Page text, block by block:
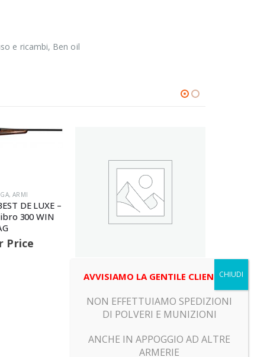
e ricambi, Ben oil
ARMA LUNGA,ARMI
Beretta – 694 Black DLC
Sporting b-fast – Canna 76 –
Calibro 12
AVVISIAMO LA GENTILE CLIENTELA
NON EFFETTUIAMO SPEDIZIONI
DI POLVERI E MUNIZIONI
ANCHE IN APPOGGIO AD ALTRE
ARMERIE